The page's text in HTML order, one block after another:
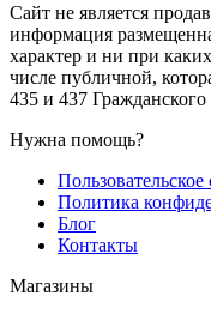
Сайт не является
информация
характер и ни при
числе публичной,
435 и 437
Нужна помощь?
Политика
Блог
Контакты
Магазины